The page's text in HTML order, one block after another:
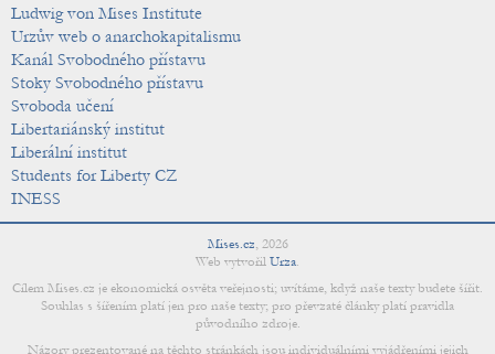
Ludwig von Mises Institute
Urzův web o anarchokapitalismu
Kanál Svobodného přístavu
Stoky Svobodného přístavu
Svoboda učení
Libertariánský institut
Liberální institut
Students for Liberty CZ
INESS
Mises.cz, 2026
Web vytvořil Urza.
Cílem Mises.cz je ekonomická osvěta veřejnosti; uvítáme, když naše texty budete šířit.
Souhlas s šířením platí jen pro naše texty; pro převzaté články platí pravidla
původního zdroje.
Názory prezentované na těchto stránkách jsou individuálními vyjádřeními jejich